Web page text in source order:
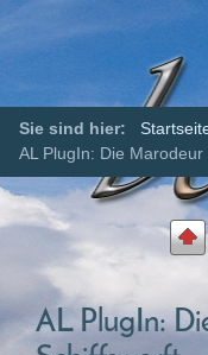
Sie sind hier:
AL PlugIn: Die
AL PlugIn: